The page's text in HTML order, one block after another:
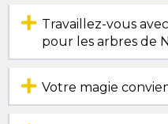
Travaillez-vous
pour les arbres de
Votre magie